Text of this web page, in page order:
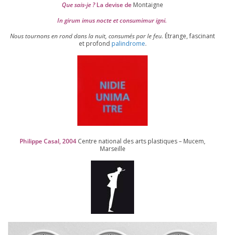
Que sais-je ?La devise de Montaigne
In girum imus nocte et consu­mi­mur igni.
Nous tour­nons en rond dans la nuit, consu­més par le feu. Étrange, fas­ci­nant
et pro­fond palin­drome.
Philippe Casal,2004 Centre natio­nal des arts plas­tiques – Mucem,
Marseille